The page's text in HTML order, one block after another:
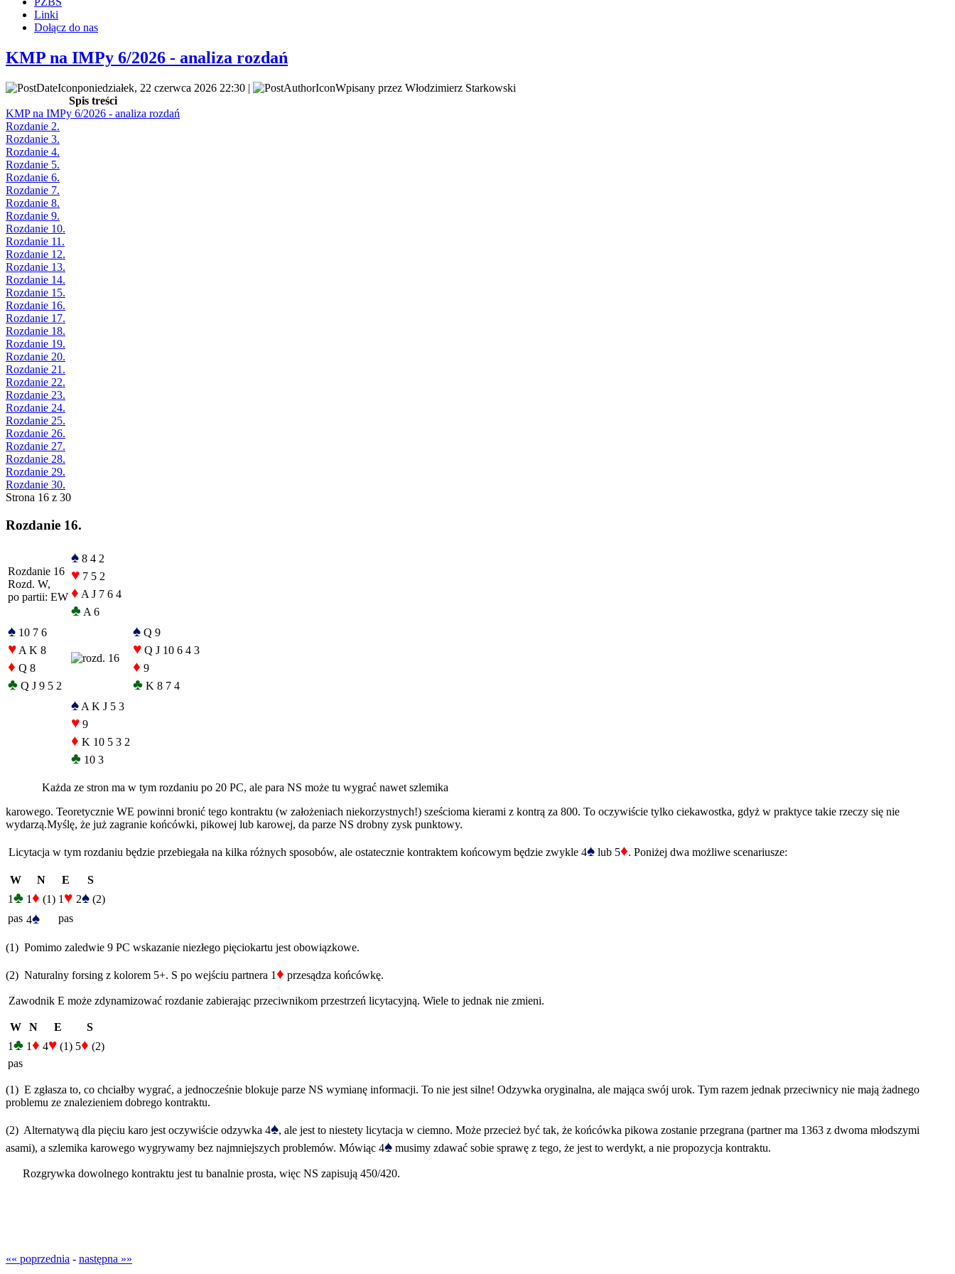
Linki
Dołącz do nas
KMP na IMPy 6/2026 - analiza rozdań
poniedziałek, 22 czerwca 2026 22:30 |
Wpisany przez Włodzimierz Starkowski
Spis treści
KMP na IMPy 6/2026 - analiza rozdań
Rozdanie 2.
Rozdanie 3.
Rozdanie 4.
Rozdanie 5.
Rozdanie 6.
Rozdanie 7.
Rozdanie 8.
Rozdanie 9.
Rozdanie 10.
Rozdanie 11.
Rozdanie 12.
Rozdanie 13.
Rozdanie 14.
Rozdanie 15.
Rozdanie 16.
Rozdanie 17.
Rozdanie 18.
Rozdanie 19.
Rozdanie 20.
Rozdanie 21.
Rozdanie 22.
Rozdanie 23.
Rozdanie 24.
Rozdanie 25.
Rozdanie 26.
Rozdanie 27.
Rozdanie 28.
Rozdanie 29.
Rozdanie 30.
Strona 16 z 30
Rozdanie 16.
Rozdanie 16
Rozd. W,
po partii: EW
♠ 8 4 2
♥ 7 5 2
♦ A J 7 6 4
♣ A 6
♠ 10 7 6
♥ A K 8
♦ Q 8
♣ Q J 9 5 2
♠ Q 9
♥ Q J 10 6 4 3
♦ 9
♣ K 8 7 4
♠ A K J 5 3
♥ 9
♦ K 10 5 3 2
♣ 10 3
Każda ze stron ma w tym rozdaniu po 20 PC, ale para NS może tu wygrać nawet szlemika
karowego. Teoretycznie WE powinni bronić tego kontraktu (w założeniach niekorzystnych!) sześcioma kierami z kontrą za 800. To oczywiście tylko ciekawostka, gdyż w praktyce takie rzeczy się nie
wydarzą.Myślę, że już zagranie końcówki, pikowej lub karowej, da parze NS drobny zysk punktowy.
Licytacja w tym rozdaniu będzie przebiegała na kilka różnych sposobów, ale ostatecznie kontraktem końcowym będzie zwykle 4♠ lub 5♦. Poniżej dwa możliwe scenariusze:
W N E
S
1♣ 1♦ (1) 1 ♥ 2♠ (2)
pas 4♠ pas
(1) Pomimo zaledwie 9 PC wskazanie niezłego pięciokartu jest obowiązkowe.
(2) Naturalny forsing z kolorem 5+. S po wejściu partnera 1♦ przesądza końcówkę.
Zawodnik E może zdynamizować rozdanie zabierając przeciwnikom przestrzeń licytacyjną. Wiele to jednak nie zmieni.
W N E
S
1♣ 1♦ 4♥ (1) 5♦ (2)
pas
(1) E zgłasza to, co chciałby wygrać, a jednocześnie blokuje parze NS wymianę informacji. To nie jest silne! Odzywka oryginalna, ale mająca swój urok. Tym razem jednak przeciwnicy nie mają żadnego
problemu ze znalezieniem dobrego kontraktu.
(2) Alternatywą dla pięciu karo jest oczywiście odzywka 4♠, ale jest to niestety licytacja w ciemno. Może przecież być tak, że końcówka pikowa zostanie przegrana (partner ma 1363 z dwoma młodszymi
asami), a szlemika karowego wygrywamy bez najmniejszych problemów. Mówiąc 4♠ musimy zdawać sobie sprawę z tego, że jest to werdykt, a nie propozycja kontraktu.
Rozgrywka dowolnego kontraktu jest tu banalnie prosta, więc NS zapisują 450/420.
«« poprzednia - następna »»